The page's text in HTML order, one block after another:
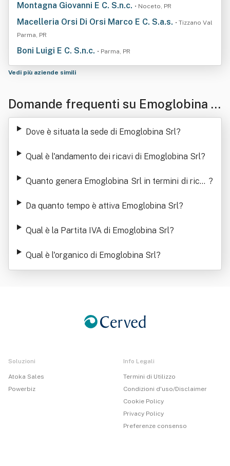
Montagna Giovanni E C. S.n.c. • Noceto, PR
Macelleria Orsi Di Orsi Marco E C. S.a.s. • Tizzano Val
Parma, PR
Boni Luigi E C. S.n.c. • Parma, PR
Vedi più aziende simili
Domande frequenti su Emoglobina S
rl
Dove è situata la sede di Emoglobina Srl?
Qual è l'andamento dei ricavi di Emoglobina Srl?
Quanto genera Emoglobina Srl in termini di ricav ?
Da quanto tempo è attiva Emoglobina Srl?
Qual è la Partita IVA di Emoglobina Srl?
Qual è l'organico di Emoglobina Srl?
Soluzioni
Atoka Sales
Powerbiz
Info Legali
Termini di Utilizzo
Condizioni d'uso/Disclaimer
Cookie Policy
Privacy Policy
Preferenze consenso